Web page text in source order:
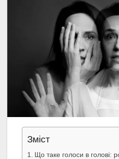
Зміст
Що таке голоси в голові: